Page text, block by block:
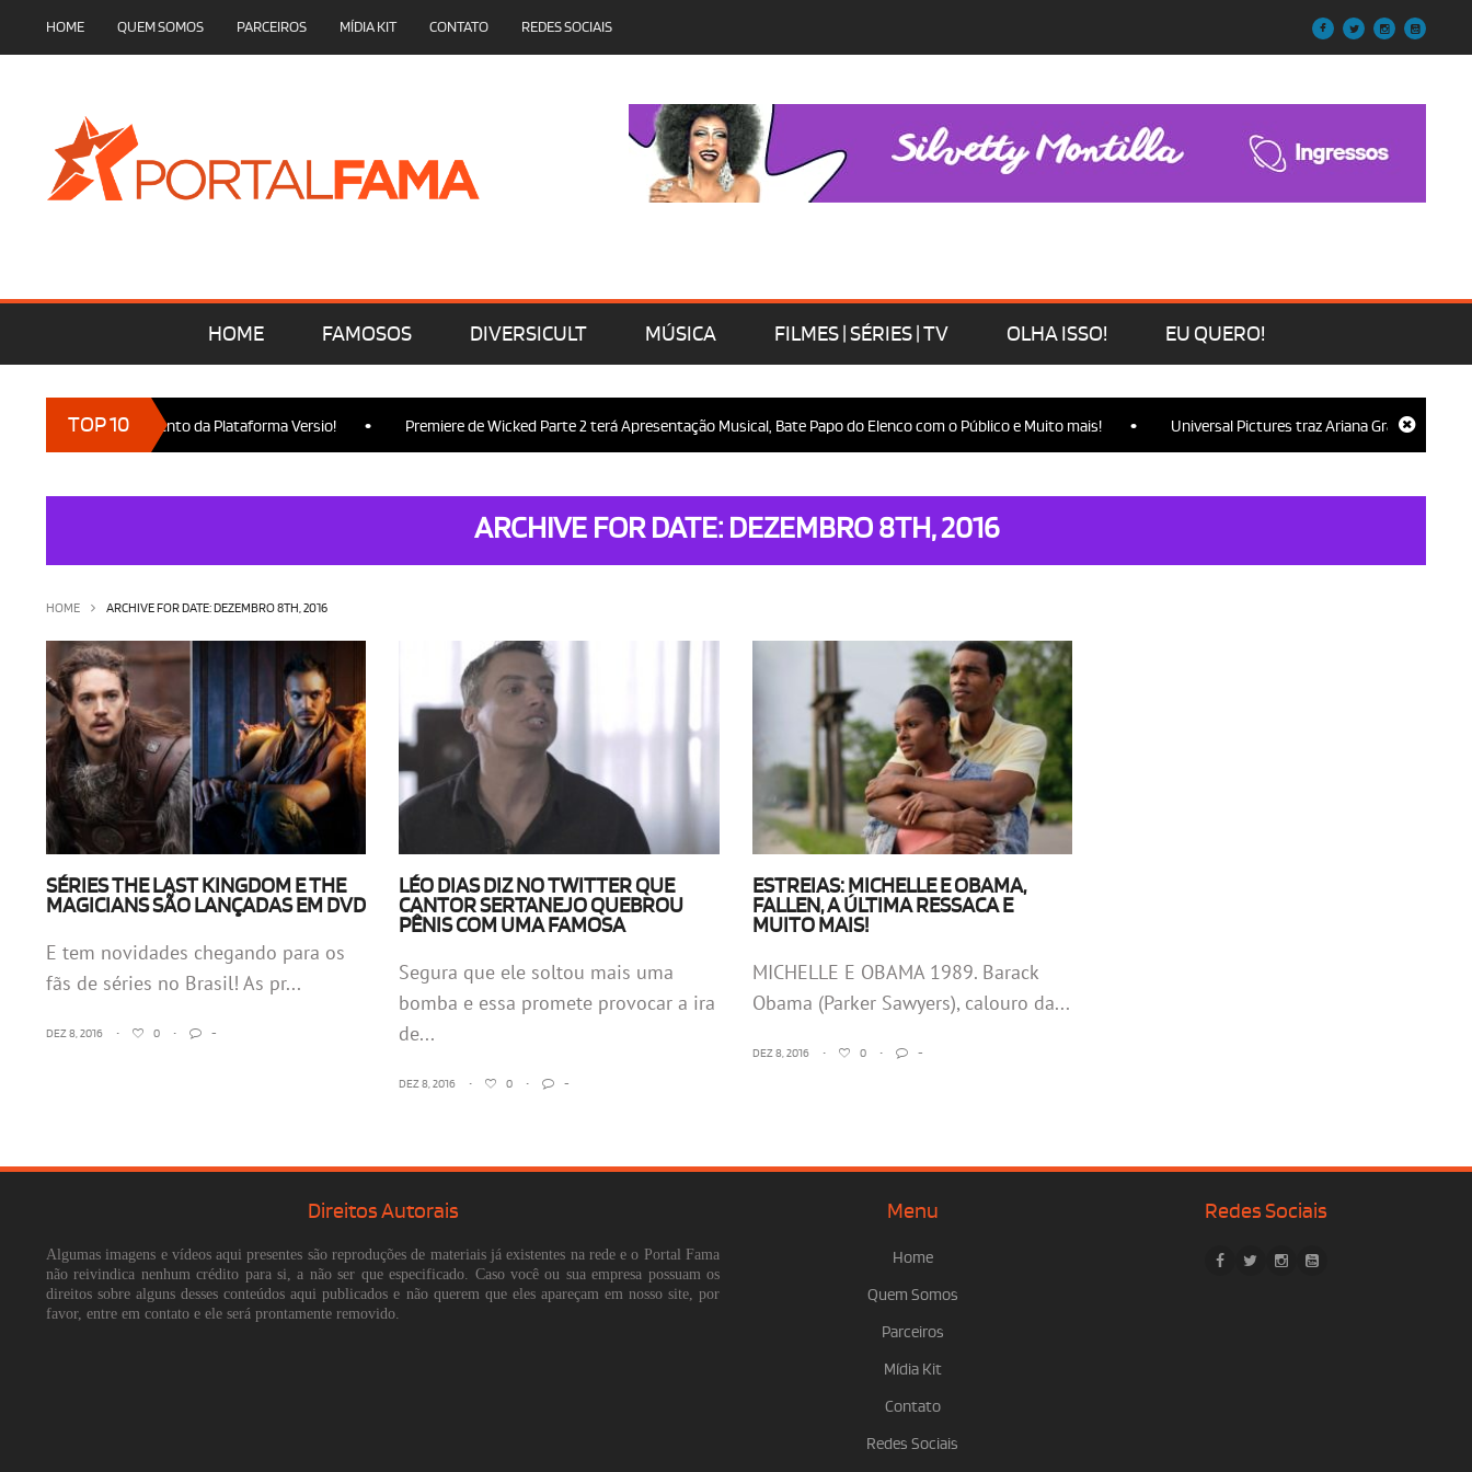
HOME QUEM SOMOS PARCEIROS MÍDIA KIT CONTATO REDES SOCIAIS
HOME FAMOSOS DIVERSICULT MÚSICA FILMES | SÉRIES | TV OLHA ISSO! EU QUERO!
TOP 10
no Lançamento da Plataforma Versio! Premiere de Wicked Parte 2 terá Apresentação Musical, Bate Papo do Elenco com o Público e Muito mais! Universal Pictures traz Ariana Grande, Cynthia
ARCHIVE FOR DATE: DEZEMBRO 8TH, 2016
HOME ARCHIVE FOR DATE: DEZEMBRO 8TH, 2016
SÉRIES THE LAST KINGDOM E THE
MAGICIANS SÃO LANÇADAS EM DVD
E tem novidades chegando para os
fãs de séries no Brasil! As pr...
DEZ 8, 2016 • 0 • -
LÉO DIAS DIZ NO TWITTER QUE
CANTOR SERTANEJO QUEBROU
PÊNIS COM UMA FAMOSA
Segura que ele soltou mais uma
bomba e essa promete provocar a ira
de...
DEZ 8, 2016 • 0 • -
ESTREIAS: MICHELLE E OBAMA,
FALLEN, A ÚLTIMA RESSACA E
MUITO MAIS!
MICHELLE E OBAMA 1989. Barack
Obama (Parker Sawyers), calouro da...
DEZ 8, 2016 • 0 • -
Direitos Autorais
Algumas imagens e vídeos aqui presentes são reproduções de materiais já existentes na rede e o Portal Fama
não reivindica nenhum crédito para si, a não ser que especificado. Caso você ou sua empresa possuam os
direitos sobre alguns desses conteúdos aqui publicados e não querem que eles apareçam em nosso site, por
favor, entre em contato e ele será prontamente removido.
Menu
Home
Quem Somos
Parceiros
Mídia Kit
Contato
Redes Sociais
Redes Sociais